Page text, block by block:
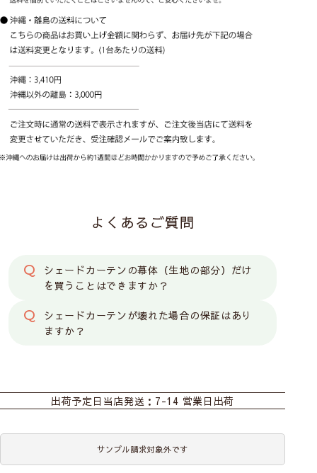
よくあるご質問
シェードカーテンの幕体（生地の部分）だけ
を買うことはできますか？
シェードカーテンが壊れた場合の保証はあり
ますか？
出荷予定日 当店発送：7-14 営業日出荷
サンプル請求対象外です